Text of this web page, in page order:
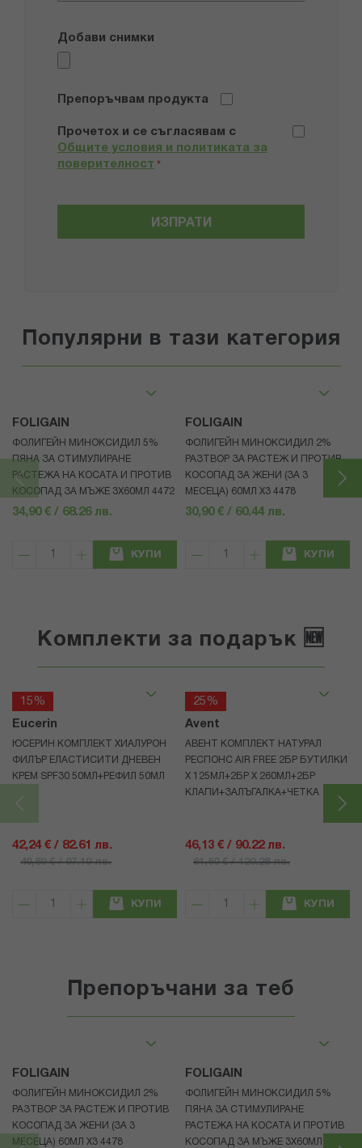
Добави снимки
Препоръчвам продукта
Прочетох и се съгласявам с
Общите условия и политиката за
поверителност *
ИЗПРАТИ
Популярни в тази категория
FOLIGAIN
ФОЛИГЕЙН МИНОКСИДИЛ 5%
ПЯНА ЗА СТИМУЛИРАНЕ
РАСТЕЖА НА КОСАТА И ПРОТИВ
КОСОПАД ЗА МЪЖЕ 3X60МЛ 4472
34,90 € / 68.26 лв.
КУПИ
FOLIGAIN
ФОЛИГЕЙН МИНОКСИДИЛ 2%
РАЗТВОР ЗА РАСТЕЖ И ПРОТИВ
КОСОПАД ЗА ЖЕНИ (ЗА 3
МЕСЕЦА) 60МЛ X3 4478
30,90 € / 60.44 лв.
КУПИ
Комплекти за подарък 🆕
15%
Eucerin
ЮСЕРИН КОМПЛЕКТ ХИАЛУРОН
ФИЛЪР ЕЛАСТИСИТИ ДНЕВЕН
КРЕМ SPF30 50МЛ+РЕФИЛ 50МЛ
42,24 € / 82.61 лв.
49,69 € / 97.19 лв.
КУПИ
25%
Avent
АВЕНТ КОМПЛЕКТ НАТУРАЛ
РЕСПОНС AIR FREE 2БР БУТИЛКИ
Х 125МЛ+2БР Х 260МЛ+2БР
КЛАПИ+ЗАЛЪГАЛКА+ЧЕТКА
46,13 € / 90.22 лв.
61,50 € / 120.28 лв.
КУПИ
Препоръчани за теб
FOLIGAIN
ФОЛИГЕЙН МИНОКСИДИЛ 2%
РАЗТВОР ЗА РАСТЕЖ И ПРОТИВ
КОСОПАД ЗА ЖЕНИ (ЗА 3
МЕСЕЦА) 60МЛ X3 4478
FOLIGAIN
ФОЛИГЕЙН МИНОКСИДИЛ 5%
ПЯНА ЗА СТИМУЛИРАНЕ
РАСТЕЖА НА КОСАТА И ПРОТИВ
КОСОПАД ЗА МЪЖЕ 3X60МЛ 4472